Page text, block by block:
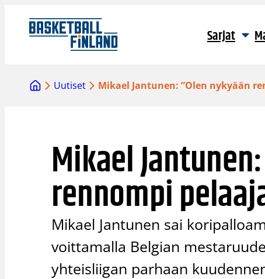
sisältöön
Sarjat
Uutiset Mikael Jantunen: ”Olen nykyään
Mikael
rennompi
Mikael Jantunen sai
voittamalla Belgian
yhteisliigan parhaan